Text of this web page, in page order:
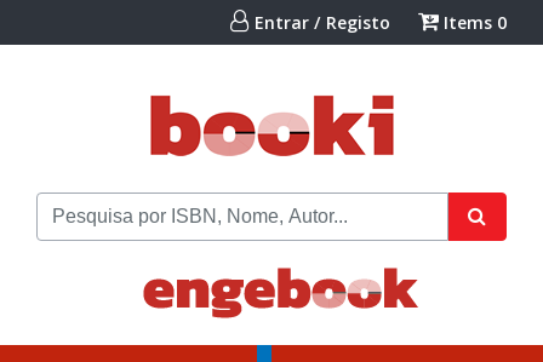
Entrar / Registo Items 0